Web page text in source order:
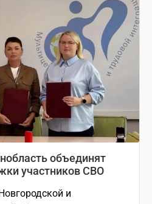
объединят
участников СВО
и